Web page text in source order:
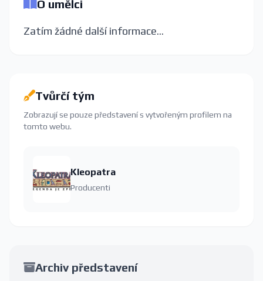
O umělci
Zatím žádné další informace...
Tvůrčí tým
Zobrazují se pouze představení s vytvořeným profilem na
tomto webu.
Kleopatra
Producenti
Archiv představení